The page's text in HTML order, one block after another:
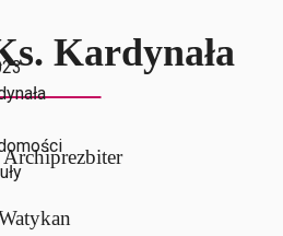
Kardynała
Archiprezbiter